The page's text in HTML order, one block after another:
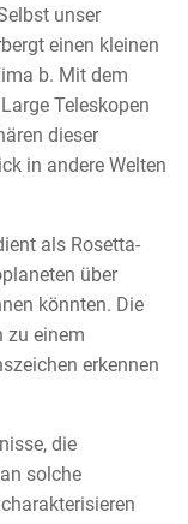
unser
einen kleinen
b. Mit dem
Teleskopen
dieser
in andere Welten
als Rosetta-
über
könnten. Die
zu einem
erkennen
die
solche